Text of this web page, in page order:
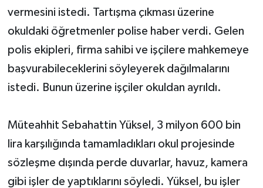
vermesini istedi. Tartışma çıkması üzerine
okuldaki öğretmenler polise haber verdi. Gelen
polis ekipleri, firma sahibi ve işçilere mahkemeye
başvurabileceklerini söyleyerek dağılmalarını
istedi. Bunun üzerine işçiler okuldan ayrıldı.
Müteahhit Sebahattin Yüksel, 3 milyon 600 bin
lira karşılığında tamamladıkları okul projesinde
sözleşme dışında perde duvarlar, havuz, kamera
gibi işler de yaptıklarını söyledi. Yüksel, bu işler